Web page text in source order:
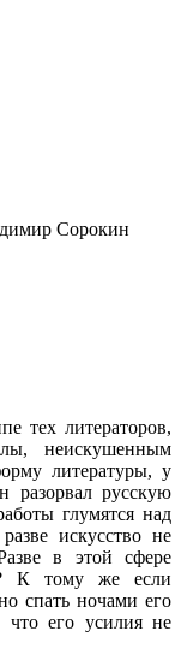
Сорокин
тех литераторов,
неискушенным
литературы, у
разорвал русскую
глумятся над
искусство не
в этой сфере
К тому же если
спать ночами его
что его усилия не